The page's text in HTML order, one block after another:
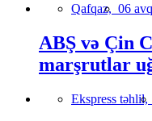
Qafqaz, 06
ABŞ və Çin
marşrutlar
Ekspress təhlil,